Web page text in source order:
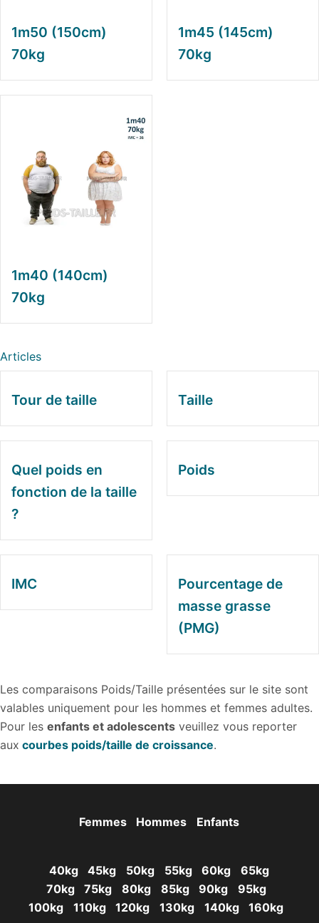
1m50 (150cm)
70kg
1m45 (145cm)
70kg
1m40 (140cm)
70kg
Articles
Tour de taille Taille
Quel poids en
fonction de la taille
?
Poids
IMC
Pourcentage de
masse grasse
(PMG)
Les comparaisons Poids/Taille présentées sur le site sont
valables uniquement pour les hommes et femmes adultes.
Pour les enfants et adolescents veuillez vous reporter
aux courbes poids/taille de croissance.
Femmes Hommes Enfants
40kg 45kg 50kg 55kg 60kg
65kg
70kg
75kg 80kg 85kg 90kg
95kg
100kg
110kg 120kg 130kg 140kg 160kg